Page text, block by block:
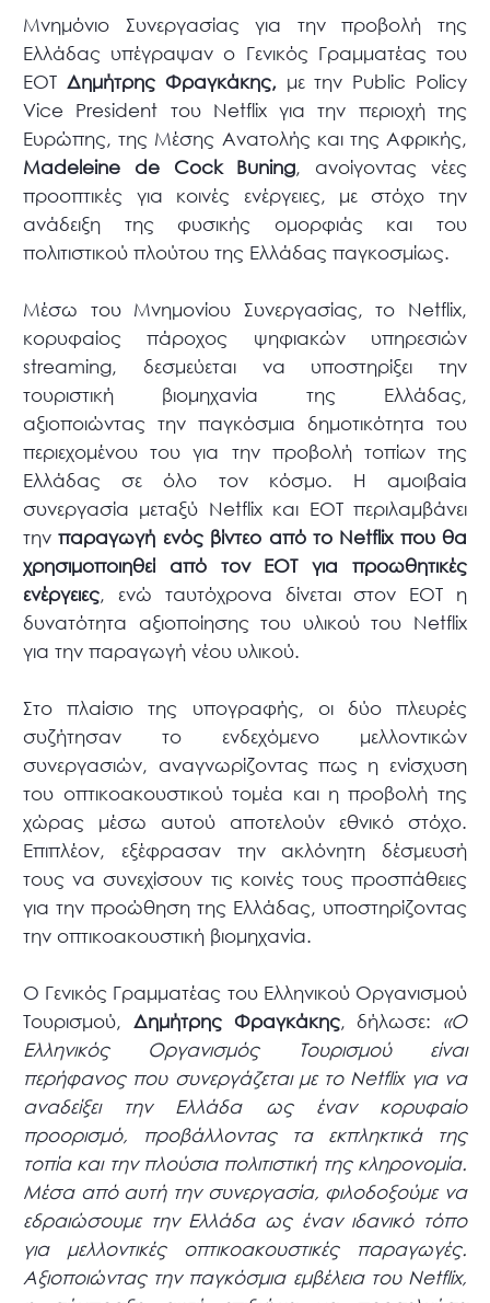
Μνημόνιο Συνεργασίας για την προβολή της
Ελλάδας υπέγραψαν ο Γενικός Γραμματέας του
ΕΟΤ Δημήτρης Φραγκάκης,με την Public Policy
Vice President του Netflix για την περιοχή της
Ευρώπης, της Μέσης Ανατολής και της Αφρικής,
Madeleine
de Cock Buning, ανοίγοντας νέες
προοπτικές για κοινές ενέργειες, με στόχο την
ανάδειξη της φυσικής ομορφιάς και του
πολιτιστικού πλούτου της Ελλάδας παγκοσμίως.
Μέσω του Μνημονίου Συνεργασίας, το Netflix,
κορυφαίος πάροχος ψηφιακών υπηρεσιών
streaming, δεσμεύεται να υποστηρίξει την
τουριστική βιομηχανία της Ελλάδας,
αξιοποιώντας την παγκόσμια δημοτικότητα του
περιεχομένου του για την προβολή τοπίων της
Ελλάδας σε όλο τον κόσμο. Η αμοιβαία
συνεργασία μεταξύ Netflix και ΕΟΤ περιλαμβάνει
τηνπαραγωγή ενός βίντεο από το Netflixπου θα
χρησιμοποιηθεί από τον ΕΟΤ για προωθητικές
ενέργειες, ενώ ταυτόχρονα δίνεται στον ΕΟΤ η
δυνατότητα αξιοποίησης του υλικού του Netflix
για την παραγωγή νέου υλικού.
Στο πλαίσιο της υπογραφής, οι δύο πλευρές
συζήτησαν το ενδεχόμενο μελλοντικών
συνεργασιών, αναγνωρίζοντας πως η ενίσχυση
του οπτικοακουστικού τομέα και η προβολή της
χώρας μέσω αυτού αποτελούν εθνικό στόχο.
Επιπλέον, εξέφρασαν την ακλόνητη δέσμευσή
τους να συνεχίσουν τις κοινές τους προσπάθειες
για την προώθηση της Ελλάδας, υποστηρίζοντας
την οπτικοακουστική βιομηχανία.
Ο Γενικός Γραμματέας του Ελληνικού Οργανισμού
Τουρισμού, Δημήτρης Φραγκάκης, δήλωσε: «Ο
Ελληνικός Οργανισμός Τουρισμού είναι
περήφανος που συνεργάζεται με το Netflix για να
αναδείξει την Ελλάδα ως έναν κορυφαίο
προορισμό, προβάλλοντας τα εκπληκτικά της
τοπία και την πλούσια πολιτιστική της κληρονομία.
Μέσα από αυτή την συνεργασία, φιλοδοξούμε να
εδραιώσουμε την Ελλάδα ως έναν ιδανικό τόπο
για μελλοντικές οπτικοακουστικές παραγωγές.
Αξιοποιώντας την παγκόσμια εμβέλεια του Netflix,